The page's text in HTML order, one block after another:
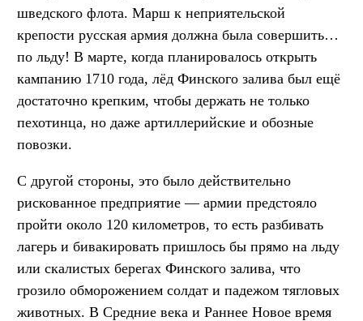
шведского флота. Марш к неприятельской
крепости русская армия должна была совершить…
по льду! В марте, когда планировалось открыть
кампанию 1710 года, лёд Финского залива был ещё
достаточно крепким, чтобы держать не только
пехотинца, но даже артиллерийские и обозные
повозки.
С другой стороны, это было действительно
рискованное предприятие — армии предстояло
пройти около 120 километров, то есть разбивать
лагерь и бивакировать пришлось бы прямо на льду
или скалистых берегах Финского залива, что
грозило обморожением солдат и падежом тягловых
животных. В Средние века и Раннее Новое время